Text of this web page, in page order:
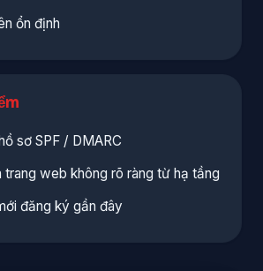
ổn định
sơ SPF / DMARC
trang web không rõ ràng từ hạ tầng
đăng ký gần đây